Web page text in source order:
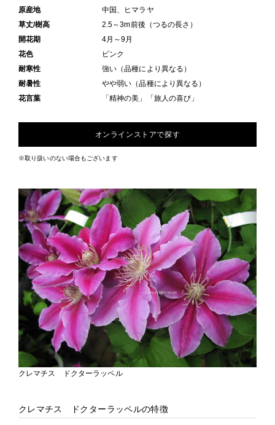
原産地
中国、ヒマラヤ
草丈/樹高
2.5～3m前後（つるの長さ）
開花期
4月～9月
花色
ピンク
耐寒性
強い（品種により異なる）
耐暑性
やや弱い（品種により異なる）
花言葉
「精神の美」「旅人の喜び」
オンラインストアで探す
※取り扱いのない場合もございます
クレマチス ドクターラッペル
クレマチス ドクターラッペルの特徴